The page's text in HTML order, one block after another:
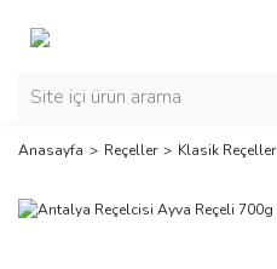
Anasayfa Reçeller Klasik Reçeller